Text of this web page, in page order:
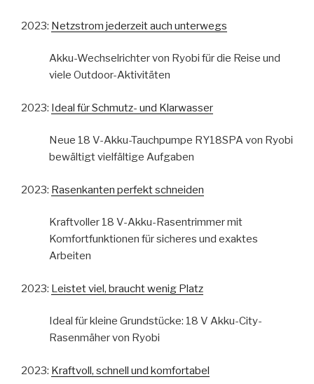
2023: Netzstrom jederzeit auch unterwegs
Akku-Wechselrichter von Ryobi für die Reise und
viele Outdoor-Aktivitäten
2023: Ideal für Schmutz- und Klarwasser
Neue 18 V-Akku-Tauchpumpe RY18SPA von Ryobi
bewältigt vielfältige Aufgaben
2023: Rasenkanten perfekt schneiden
Kraftvoller 18 V-Akku-Rasentrimmer mit
Komfortfunktionen für sicheres und exaktes
Arbeiten
2023: Leistet viel, braucht wenig Platz
Ideal für kleine Grundstücke: 18 V Akku-City-
Rasenmäher von Ryobi
2023: Kraftvoll, schnell und komfortabel